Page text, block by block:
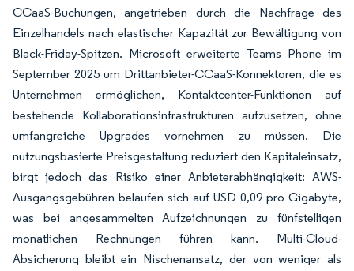
CCaaS-Buchungen, angetrieben durch die Nachfrage des
Einzelhandels nach elastischer Kapazität zur Bewältigung von
Black-Friday-Spitzen. Microsoft erweiterte Teams Phone im
September 2025 um Drittanbieter-CCaaS-Konnektoren, die es
Unternehmen ermöglichen, Kontaktcenter-Funktionen auf
bestehende Kollaborationsinfrastrukturen aufzusetzen, ohne
umfangreiche Upgrades vornehmen zu müssen. Die
nutzungsbasierte Preisgestaltung reduziert den Kapitaleinsatz,
birgt jedoch das Risiko einer Anbieterabhängigkeit: AWS-
Ausgangsgebühren belaufen sich auf USD 0,09 pro Gigabyte,
was bei angesammelten Aufzeichnungen zu fünfstelligen
monatlichen Rechnungen führen kann. Multi-Cloud-
Absicherung bleibt ein Nischenansatz, der von weniger als